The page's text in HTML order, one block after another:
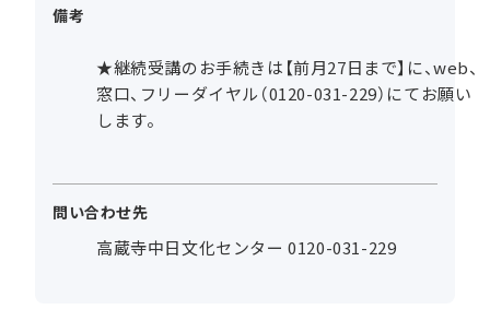
備考
★継続受講のお手続きは【前月27日まで】に、web、
窓口、フリーダイヤル（0120-031-229）にてお願い
します。
問い合わせ先
高蔵寺中日文化センター 0120-031-229